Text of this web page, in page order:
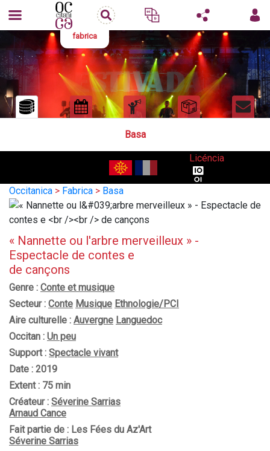
fabrica
Basa
Licéncia
Occitanica > Fabrica > Basa
« Nannette ou l'arbre merveilleux » -
Espectacle de contes e
de cançons
Genre : Conte et musique
Secteur : Conte Musique Ethnologie/PCI
Aire culturelle : Auvergne Languedoc
Occitan : Un peu
Support : Spectacle vivant
Date : 2019
Extent : 75 min
Créateur : Séverine Sarrias
Arnaud Cance
Fait partie de : Les Fées du Az'Art
Séverine Sarrias